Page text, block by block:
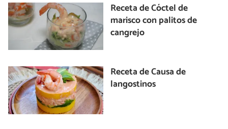
Receta de Cóctel de
marisco con palitos de
cangrejo
Receta de Causa de
langostinos